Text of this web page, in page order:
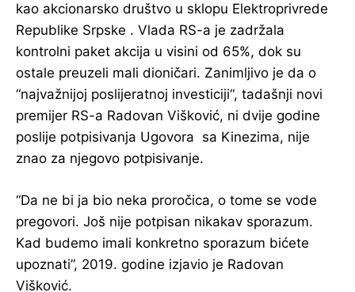
kao akcionarsko društvo u sklopu Elektroprivrede
Republike Srpske . Vlada RS-a je zadržala
kontrolni paket akcija u visini od 65%, dok su
ostale preuzeli mali dioničari. Zanimljivo je da o
“najvažnijoj poslijeratnoj investiciji“, tadašnji novi
premijer RS-a Radovan Višković, ni dvije godine
poslije potpisivanja Ugovora sa Kinezima, nije
znao za njegovo potpisivanje.
“Da ne bi ja bio neka proročica, o tome se vode
pregovori. Još nije potpisan nikakav sporazum.
Kad budemo imali konkretno sporazum bićete
upoznati”, 2019. godine izjavio je Radovan
Višković.